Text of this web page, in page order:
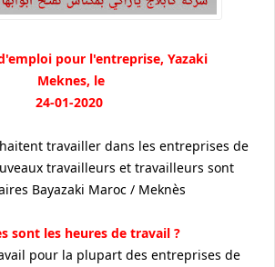
pour l'entreprise, Yazaki
Meknes, le
travailler dans les entreprises de
travailleurs et travailleurs sont
Bayazaki Maroc / Meknès
? Quelles sont les heures de travail
pour la plupart des entreprises de